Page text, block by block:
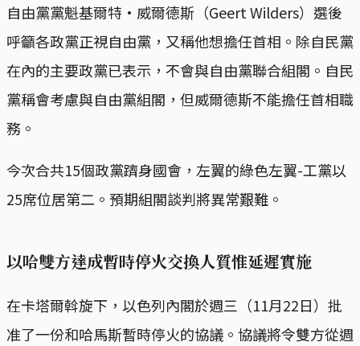
自由黨黨魁基爾特·威爾德斯（Geert Wilders）選後
呼籲各政黨正視自由黨，又稱他想擔任首相。除自民黨
在內的主要政黨已表示，不會與自由黨聯合組閣。自民
黨稱會考慮與自由黨組閣，但威爾德斯不能擔任首相職
務。
今次合共15個政黨躋身國會，左翼的綠色左翼-工黨以
25席位居第二。預期組閣談判將異常艱難。
以哈雙方達成暫時停火交換人質惟延遲實施
在卡塔爾斡旋下，以色列內閣於週三（11月22日）批
准了一份和哈馬斯暫時停火的協議。協議將令雙方從週